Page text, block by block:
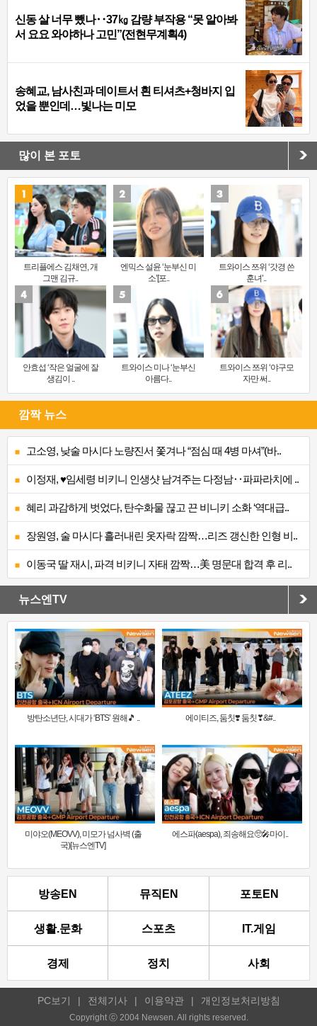
신동 살 너무 뺐나‥37㎏ 감량 부작용 “못 알아봐
서 요요 와야하나 고민”(전현무계획4)
송혜교, 남사친과 데이트서 흰 티셔츠+청바지 입
었을 뿐인데…빛나는 미모
많이 본 포토
트리플에스 김채연, 개
그맨 김규..
엔믹스 설윤 ‘눈부신 미
소’[포..
트와이스 쯔위 ‘갓경 쓴
훈녀’..
안효섭 ‘작은 얼굴에 잘
생김이 ..
트와이스 미나 ‘눈부신
아름다..
트와이스 쯔위 ‘야구모
자만 써..
깜짝 뉴스
고소영, 낮술 마시다 노량진서 쫓겨나 “점심 때 4병 마셔”(바..
이정재, ♥임세령 비키니 인생샷 남겨주는 다정남‥파파라치에 ..
혜리 과감하게 벗었다, 탄수화물 끊고 끈 비니키 소화 ‘역대급..
장원영, 술 마시다 흘러내린 옷자락 깜짝…리즈 갱신한 인형 비..
이동국 딸 재시, 파격 비키니 자태 깜짝…美 명문대 합격 후 리..
뉴스엔TV
방탄소년단, 시대가 ‘BTS’ 원해🎵 .. 에이티즈, 둠칫❣️ 둠칫❣&#..
미야오(MEOVV), 미모가 넘사벽 (출
국)[뉴스엔TV]
에스파(aespa), 죄송해요🥺🎤마이..
방송EN 뮤직EN 포토EN
생활.문화 스포츠 IT.게임
경제 정치 사회
PC보기 | 전체기사 | 이용약관 | 개인정보처리방침
Copyright ⓒ 2004 Newsen. All rights reserved.